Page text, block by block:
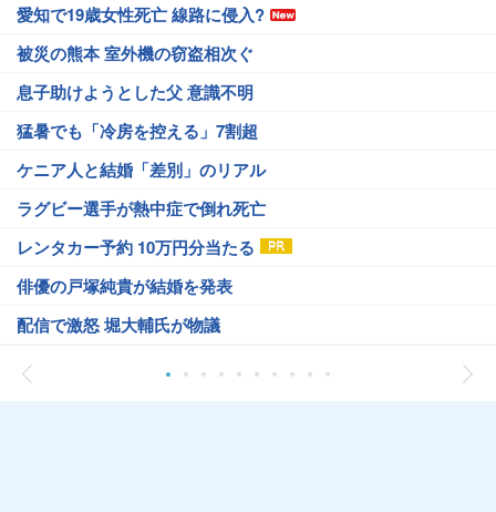
愛知で19歳女性死亡 線路に侵入?
被災の熊本 室外機の窃盗相次ぐ
息子助けようとした父 意識不明
猛暑でも「冷房を控える」7割超
ケニア人と結婚「差別」のリアル
ラグビー選手が熱中症で倒れ死亡
レンタカー予約 10万円分当たる
俳優の戸塚純貴が結婚を発表
配信で激怒 堀大輔氏が物議